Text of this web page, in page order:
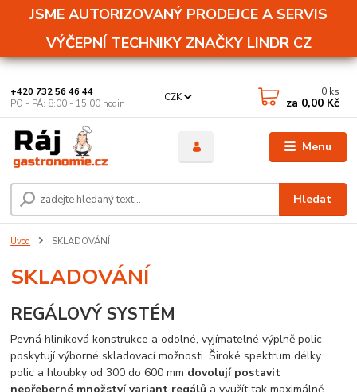
JSME AUTORIZOVANÝ PRODEJCE A SERVIS
VÝČEPNÍ TECHNIKY ZNAČKY LINDR CZ
Menu
CZK
Hledat
+420 732 56 46 44
PO - PÁ: 8:00 - 15:00 hodin
0 ks
za 0,00 Kč
Úvod SKLADOVÁNÍ
SKLADOVÁNÍ
REGÁLOVÝ SYSTÉM
Pevná hliníková konstrukce a odolné, vyjímatelné výplně polic
poskytují výborné skladovací možnosti. Široké spektrum délky
polic a hloubky od 300 do 600 mm dovolují postavit